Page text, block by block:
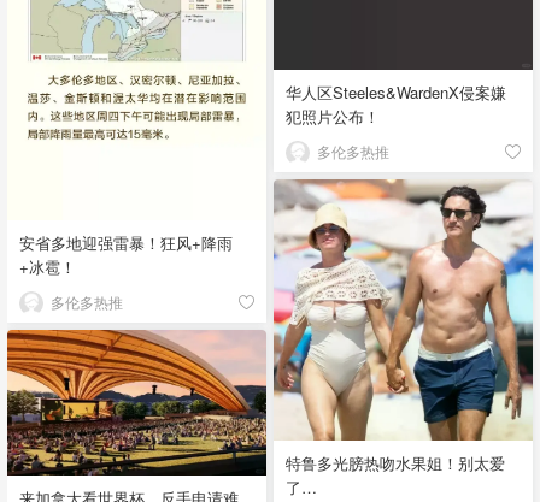
华人区Steeles&WardenX侵案嫌
犯照片公布！
多伦多热推
安省多地迎强雷暴！狂风+降雨
+冰雹！
多伦多热推
特鲁多光膀热吻水果姐！别太爱
了…